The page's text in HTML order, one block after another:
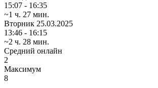
15:07 - 16:35
~1 ч. 27 мин.
Вторник 25.03.2025
13:46 - 16:15
~2 ч. 28 мин.
Средний онлайн
2
Максимум
8